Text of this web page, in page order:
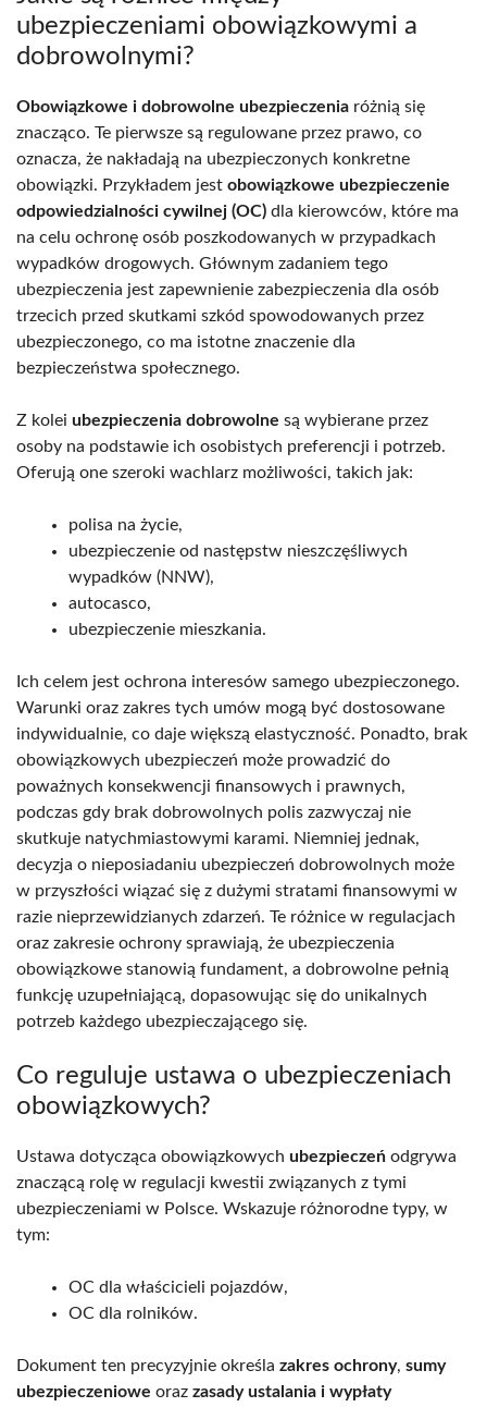
ubezpieczeniami obowiązkowymi a
dobrowolnymi?
Obowiązkowe i dobrowolne ubezpieczenia różnią się
znacząco. Te pierwsze są regulowane przez prawo, co
oznacza, że nakładają na ubezpieczonych konkretne
obowiązki. Przykładem jest obowiązkowe ubezpieczenie
odpowiedzialności cywilnej (OC) dla kierowców, które ma
na celu ochronę osób poszkodowanych w przypadkach
wypadków drogowych. Głównym zadaniem tego
ubezpieczenia jest zapewnienie zabezpieczenia dla osób
trzecich przed skutkami szkód spowodowanych przez
ubezpieczonego, co ma istotne znaczenie dla
bezpieczeństwa społecznego.
Z kolei ubezpieczenia dobrowolne są wybierane przez
osoby na podstawie ich osobistych preferencji i potrzeb.
Oferują one szeroki wachlarz możliwości, takich jak:
polisa na życie,
ubezpieczenie od następstw nieszczęśliwych
wypadków (NNW),
autocasco,
ubezpieczenie mieszkania.
Ich celem jest ochrona interesów samego ubezpieczonego.
Warunki oraz zakres tych umów mogą być dostosowane
indywidualnie, co daje większą elastyczność. Ponadto, brak
obowiązkowych ubezpieczeń może prowadzić do
poważnych konsekwencji finansowych i prawnych,
podczas gdy brak dobrowolnych polis zazwyczaj nie
skutkuje natychmiastowymi karami. Niemniej jednak,
decyzja o nieposiadaniu ubezpieczeń dobrowolnych może
w przyszłości wiązać się z dużymi stratami finansowymi w
razie nieprzewidzianych zdarzeń. Te różnice w regulacjach
oraz zakresie ochrony sprawiają, że ubezpieczenia
obowiązkowe stanowią fundament, a dobrowolne pełnią
funkcję uzupełniającą, dopasowując się do unikalnych
potrzeb każdego ubezpieczającego się.
Co reguluje ustawa o ubezpieczeniach
obowiązkowych?
Ustawa dotycząca obowiązkowych ubezpieczeń odgrywa
znaczącą rolę w regulacji kwestii związanych z tymi
ubezpieczeniami w Polsce. Wskazuje różnorodne typy, w
tym:
OC dla właścicieli pojazdów,
OC dla rolników.
Dokument ten precyzyjnie określa zakres ochrony, sumy
ubezpieczeniowe oraz zasady ustalania i wypłaty